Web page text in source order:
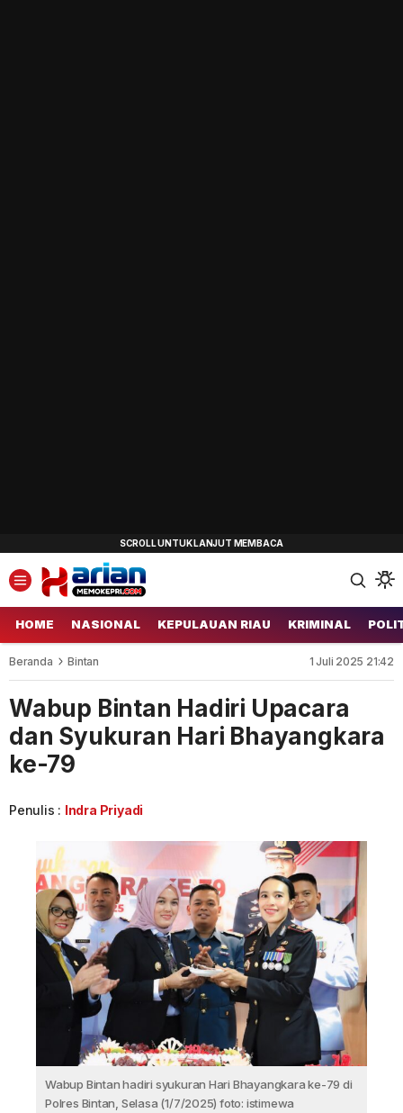
HOME NASIONAL KEPULAUAN RIAU KRIMINAL
Beranda Bintan 1 Juli 2025 21:42
Wabup Bintan Hadiri Upacara
dan Syukuran Hari Bhayangkara
ke-79
Penulis : Indra Priyadi
Wabup Bintan hadiri syukuran Hari Bhayangkara ke-79 di
Polres Bintan, Selasa (1/7/2025) foto: istimewa